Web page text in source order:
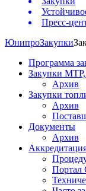
Пресс-
ЮнипроЗакупки
Программа
Закупки МТР,
Архив
Закупки
Архив
Документы
Архив
Портал